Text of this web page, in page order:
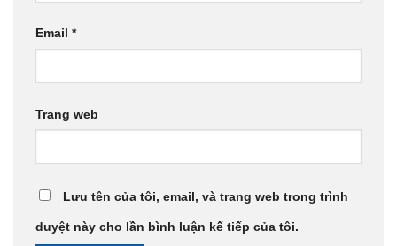
Email *
Trang web
Lưu tên của tôi, email, và trang web trong trình
duyệt này cho lần bình luận kế tiếp của tôi.